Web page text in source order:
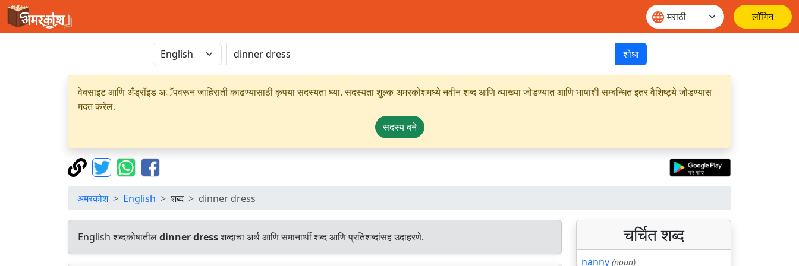
लॉगिन
शोधा
वेबसाइट आणि अँड्रॉइड अॅपवरून जाहिराती काढण्यासाठी कृपया सदस्यता घ्या. सदस्यता शुल्क अमरकोशमध्ये नवीन शब्द आणि व्याख्या जोडण्यात आणि भाषांशी सम्बन्धित इतर वैशिष्ट्ये जोडण्यास
मदत करेल.
सदस्य बने
अमरकोश English शब्द dinner dress
English शब्दकोषातीलdinner dressशब्दाचा अर्थ आणि समानार्थी शब्द आणि प्रतिशब्दांसह उदाहरणे. चर्चित शब्द
nanny (noun)